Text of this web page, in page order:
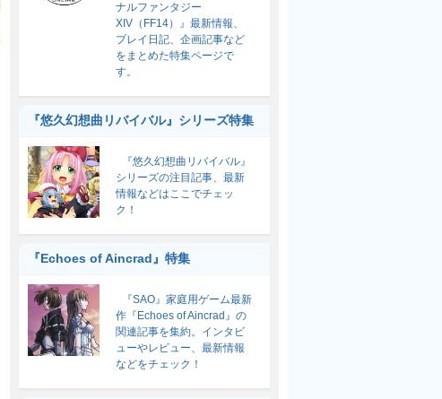
ナルファンタジー
XIV（FF14）』最新情報、
プレイ日記、企画記事など
をまとめた特集ページで
す。
『悠久幻想曲リバイバル』シリーズ特集
『悠久幻想曲リバイバル』
シリーズの注目記事、最新
情報などはここでチェッ
ク！
『Echoes of Aincrad』特集
『SAO』家庭用ゲーム最新
作『Echoes of Aincrad』の
関連記事を集約。インタビ
ューやレビュー、最新情報
などをチェック！